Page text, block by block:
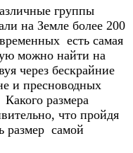
группы
на Земле более 200
есть самая
можно найти на
через бескрайние
и пресноводных
размера
что пройдя
размер самой